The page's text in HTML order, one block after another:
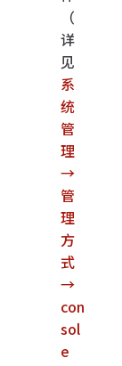
（
详
见
系
统
管
理
→
管
理
方
式
→
con
sol
e